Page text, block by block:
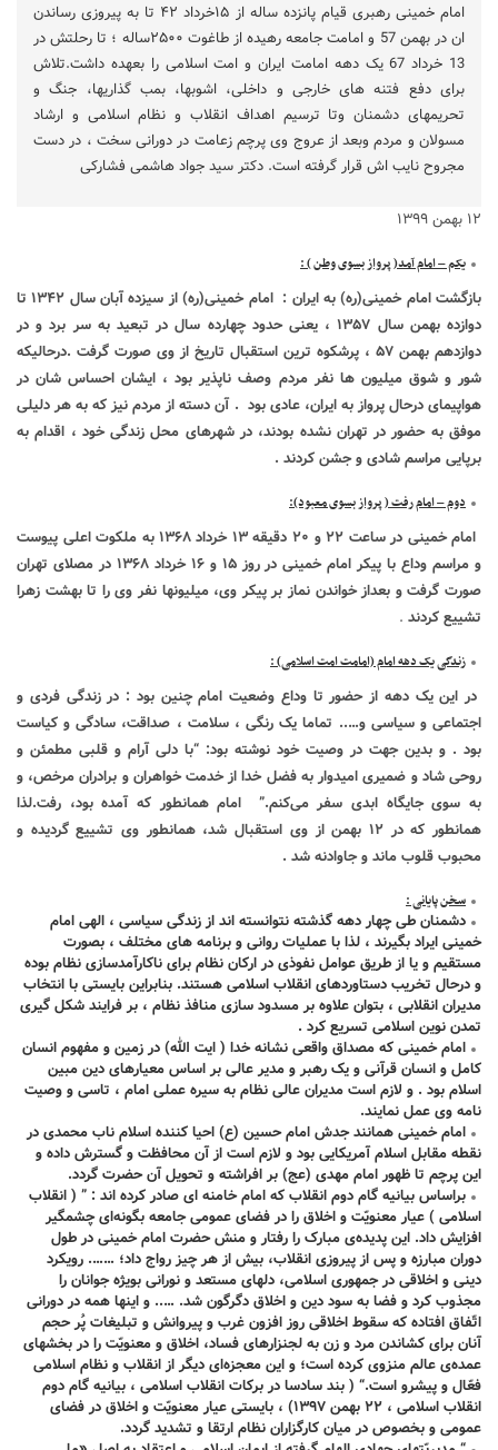
امام خمینی رهبری قیام پانزده ساله از ۱۵خرداد ۴۲ تا به پیروزی رساندن
ان در بهمن 57 و امامت جامعه رهیده از طاغوت ۲۵۰۰ساله ؛ تا رحلتش در
13 خرداد 67 یک دهه امامت ایران و امت اسلامی را بعهده داشت.تلاش
برای دفع فتنه های خارجی و داخلی، اشوبها، بمب گذاریها، جنگ و
تحریمهای دشمنان وتا ترسیم اهداف انقلاب و نظام اسلامی و ارشاد
مسولان و مردم وبعد از عروج وی پرچم زعامت در دورانی سخت ، در دست
مجروح نایب اش قرار گرفته است. دکتر سید جواد هاشمی فشارکی
۱۲ بهمن ۱۳۹۹
یکم – امام آمد( پرواز بسوی وطن ):
بازگشت امام خمینی(ره) به ایران : امام خمینی(ره) از سیزده آبان سال ۱۳۴۲ تا
دوازده بهمن سال ۱۳۵۷ ، یعنی حدود چهارده سال در تبعید به سر برد و در
دوازدهم بهمن ۵۷ ، پرشکوه ترین استقبال تاریخ از وی صورت گرفت .درحالیکه
شور و شوق میلیون ها نفر مردم وصف ناپذیر بود ، ایشان احساس شان در
هواپیمای درحال پرواز به ایران، عادی بود . آن دسته از مردم نیز که به هر دلیلی
موفق به حضور در تهران نشده بودند، در شهرهای محل زندگی خود ، اقدام به
برپایی مراسم شادی و جشن کردند .
دوم – امام رفت ( پرواز بسوی معبود):
امام خمینی
در ساعت ۲۲ و ۲۰ دقیقه ۱۳ خرداد ۱۳۶۸ به ملکوت اعلی پیوست
و مراسم وداع با پیکر امام خمینی در روز ۱۵ و ۱۶ خرداد ۱۳۶۸ در مصلای تهران
صورت گرفت و بعدازخواندن نماز بر پیکر وی، میلیونها نفر وی را تا بهشت زهرا
تشییع کردند .
زندگی یک دهه امام (امامت امت اسلامی) :
در این یک دهه از حضور تا وداع وضعیت امام چنین بود : در زندگی فردی و
اجتماعی و سیاسی و….. تماما یک رنگی ، سلامت ، صداقت، سادگی و کیاست
بود . و بدین جهت در وصیت خود نوشته بود: “با دلی آرام و قلبی مطمئن و
روحی شاد و ضمیری امیدوار به فضل خدا از خدمت خواهران و برادران مرخص، و
به سوی جایگاه ابدی سفر می‌کنم.” امام همانطور که آمده بود، رفت.لذا
همانطور که در ۱۲ بهمن از وی استقبال شد، همانطور وی تشییع گردیده و
محبوب قلوب ماند و جاوادنه شد .
سخن پایانی :
دشمنان طی چهار دهه گذشته نتوانسته اند از زندگی سیاسی ، الهی امام
خمینی ایراد بگیرند ، لذا با عملیات روانی و برنامه های مختلف ، بصورت
مستقیم و یا از طریق عوامل نفوذی در ارکان نظام برای ناکارآمدسازی نظام بوده
و درحال تخریب دستاوردهای انقلاب اسلامی هستند. بنابراین بایستی با انتخاب
مدیران انقلابی ، بتوان علاوه بر مسدود سازی منافذ نظام ، بر فرایند شکل گیری
تمدن نوین اسلامی تسریع کرد .
امام خمینی که مصداق واقعی نشانه خدا ( ایت الله) در زمین و مفهوم انسان
كامل و انسان قرآنی و یک رهبر و مدیر عالی بر اساس معیارهای دین مبین
اسلام بود . و لازم است مدیران عالی نظام به سیره عملی امام ، تاسی و وصیت
نامه وی عمل نمایند.
امام خمینی همانند جدش امام حسین (ع) احیا کننده اسلام ناب محمدی در
نقطه مقابل اسلام آمریکایی بود و لازم است از آن محافظت و گسترش داده و
این پرچم تا ظهور امام مهدی (عج) بر افراشته و تحویل آن حضرت گردد.
براساس بیانیه گام دوم انقلاب که امام خامنه ای صادر کرده اند : ” ( انقلاب
اسلامی ) عیار معنویّت و اخلاق را در فضای عمومی جامعه بگونه‌ای چشمگیر
افزایش داد. این پدیده‌ی مبارک را رفتار و منش حضرت امام خمینی در طول
دوران مبارزه و پس ‌از پیروزی انقلاب، بیش ‌از هر چیز رواج داد؛ ……. رویکرد
دینی و اخلاقی در جمهوری اسلامی، دلهای مستعد و نورانی بویژه جوانان را
مجذوب کرد و فضا به سود دین و اخلاق دگرگون شد. ….. و اینها همه در دورانی
اتّفاق افتاده که سقوط اخلاقی روز افزون غرب و پیروانش و تبلیغات پُر حجم
آنان برای کشاندن مرد و زن به لجنزارهای فساد، اخلاق و معنویّت را در بخشهای
عمده‌ی عالم منزوی کرده است؛ و این معجزه‌ای دیگر از انقلاب و نظام اسلامی
فعّال و پیشرو است.“ ( بند سادسا در برکات انقلاب اسلامی ، بیانیه گام دوم
انقلاب اسلامی ، ۲۲ بهمن ۱۳۹۷) ، بایستی عیار معنویّت و اخلاق در فضای
عمومی و بخصوص در میان کارگزاران نظام ارتقا و تشدید گردد.